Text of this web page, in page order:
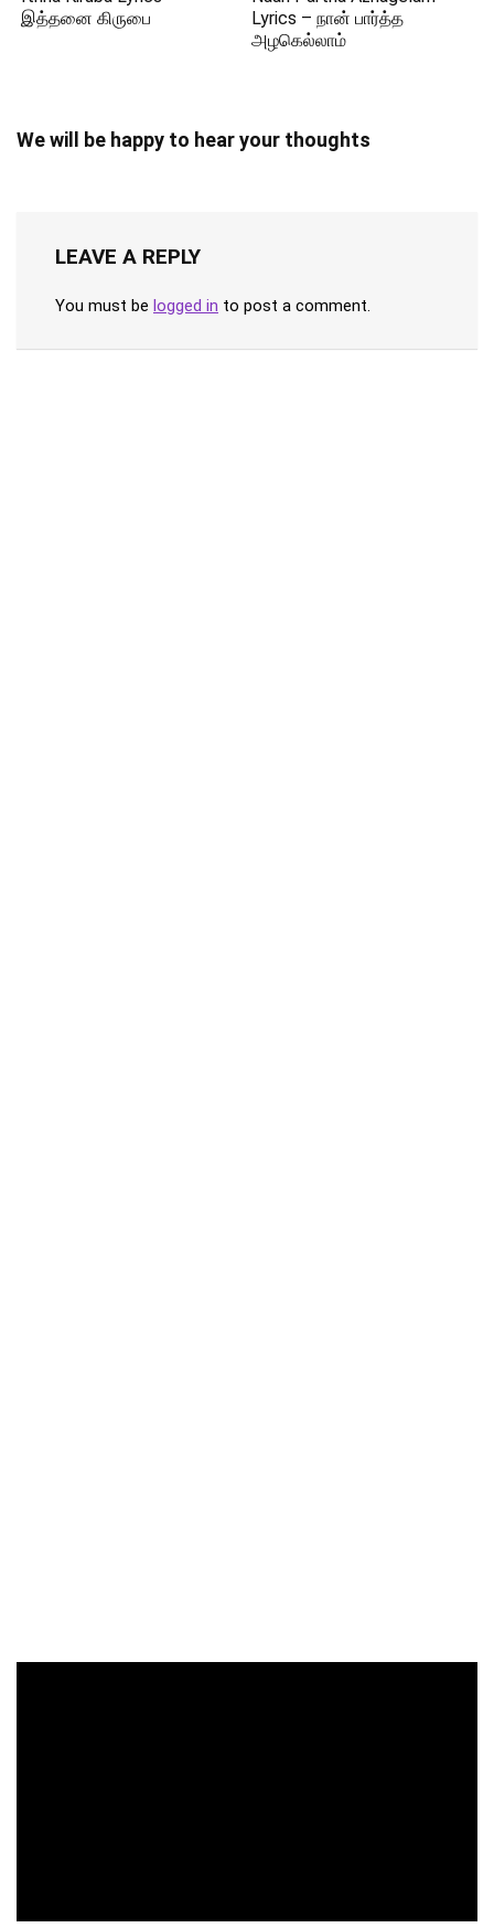
இத்தனை கிருபை
Lyrics – நான் பார்த்த
அழகெல்லாம்
We will be happy to hear your thoughts
LEAVE A REPLY
You must be logged in to post a comment.